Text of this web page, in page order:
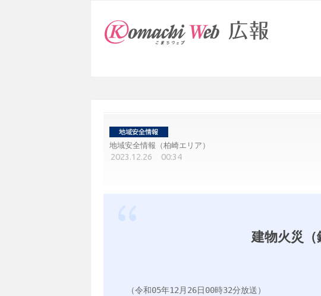
地域安全情報（柏崎エリア）
2023.12.26 00:34
建物火災（
（令和05年12月26日00時32分放送）